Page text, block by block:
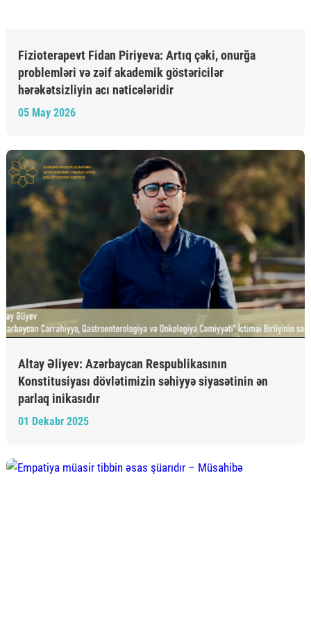
Fizioterapevt Fidan Piriyeva: Artıq çəki, onurğa
problemləri və zəif akademik göstəricilər
hərəkətsizliyin acı nəticələridir
05 May 2026
Altay Əliyev: Azərbaycan Respublikasının
Konstitusiyası dövlətimizin səhiyyə siyasətinin ən
parlaq inikasıdır
01 Dekabr 2025